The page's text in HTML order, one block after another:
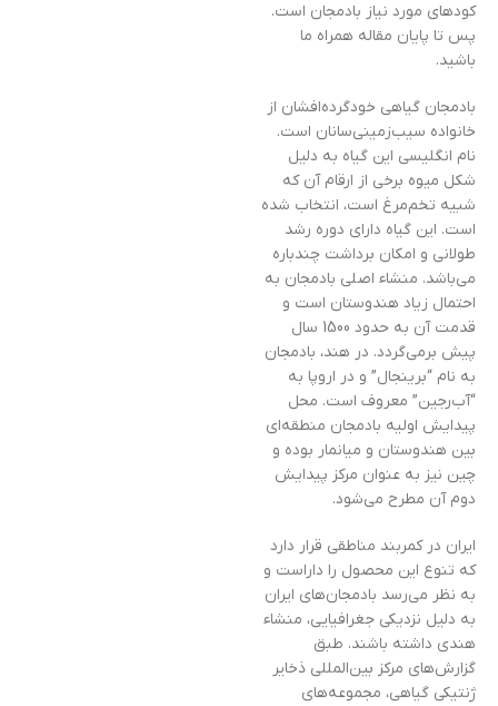
کودهای مورد نیاز بادمجان است.
پس تا پایان مقاله همراه ما
باشید.
بادمجان گیاهی خودگرده‌افشان از
خانواده سیب‌زمینی‌سانان است.
نام انگلیسی این گیاه به دلیل
شکل میوه برخی از ارقام آن که
شبیه تخم‌مرغ است، انتخاب شده
است. این گیاه دارای دوره رشد
طولانی و امکان برداشت چندباره
می‌باشد. منشاء اصلی بادمجان به
احتمال زیاد هندوستان است و
قدمت آن به حدود 1500 سال
پیش برمی‌گردد. در هند، بادمجان
به نام “برینجال” و در اروپا به
“آب‌رجین” معروف است. محل
پیدایش اولیه بادمجان منطقه‌ای
بین هندوستان و میانمار بوده و
چین نیز به عنوان مرکز پیدایش
دوم آن مطرح می‌شود.
ایران در کمربند مناطقی قرار دارد
که تنوع این محصول را داراست و
به نظر می‌رسد بادمجان‌های ایران
به دلیل نزدیکی جغرافیایی، منشاء
هندی داشته باشند. طبق
گزارش‌های مرکز بین‌المللی ذخایر
ژنتیکی گیاهی، مجموعه‌های